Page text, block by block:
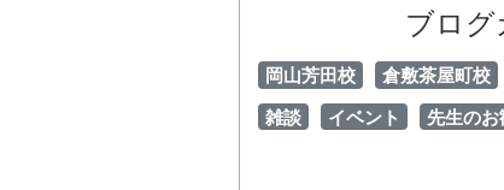
ブログ
岡山芳田校 倉敷茶屋町校
雑談 イベント 先生のお